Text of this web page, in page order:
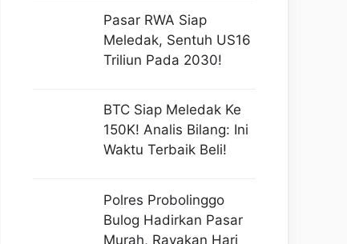
Pasar RWA Siap
Meledak, Sentuh US16
Triliun Pada 2030!
BTC Siap Meledak Ke
150K! Analis Bilang: Ini
Waktu Terbaik Beli!
Polres Probolinggo
Bulog Hadirkan Pasar
Murah, Rayakan Hari